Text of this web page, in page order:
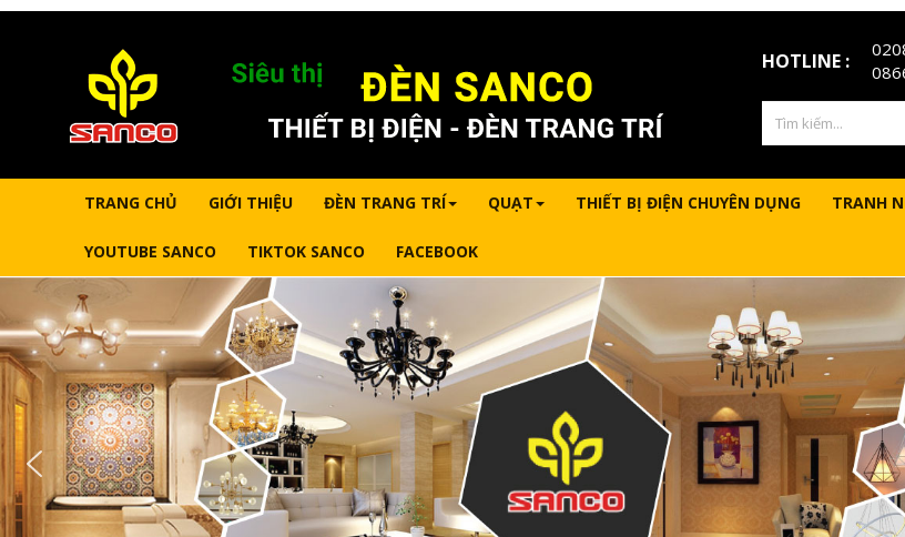
HOTLINE :
TRANG CHỦ GIỚI THIỆU ĐÈN TRANG TRÍ QUẠT THIẾT BỊ ĐIỆN CHUYÊN DỤNG TRANH
YOUTUBE SANCO TIKTOK SANCO FACEBOOK